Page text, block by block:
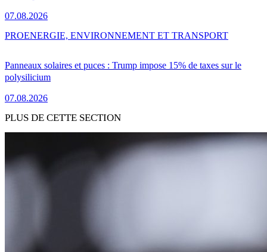
07.08.2026
Panneaux solaires et puces : Trump impose 15% de taxes sur le
polysilicium
07.08.2026
PROENERGIE, ENVIRONNEMENT ET TRANSPORT
PLUS DE CETTE SECTION